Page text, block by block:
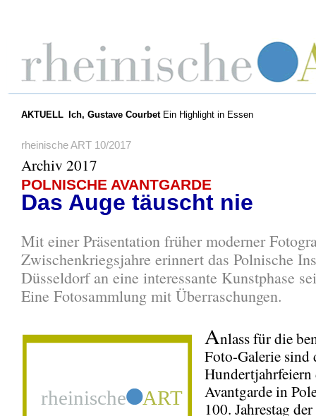
AKTUELL Ich, Gustave CourbetEin Highlight in Essen
rheinische ART 10/2017
Archiv 2017
POLNISCHE AVANTGARDE
Das Auge täuscht nie
Mit einer Präsentation früher moderner
Zwischenkriegsjahre erinnert das Polnische
Düsseldorf an eine interessante Kunstphase
Eine Fotosammlung mit Überraschungen.
Anlass für die
Foto-Galerie sind
Hundertjahrfeiern
Avantgarde in
100. Jahrestag der